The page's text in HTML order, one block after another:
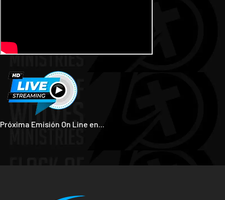
Próxima Emisión On Line en...